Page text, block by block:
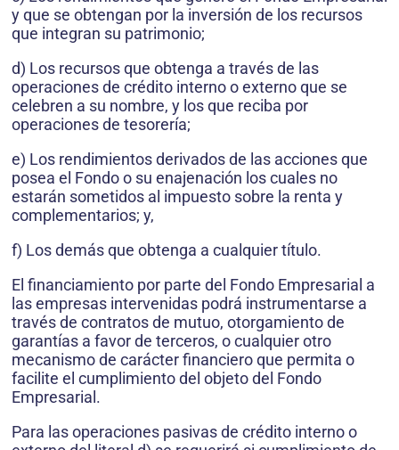
y que se obtengan por la inversión de los recursos
que integran su pa­trimonio;
d) Los recursos que obtenga a través de las
operaciones de cré­dito interno o externo que se
celebren a su nombre, y los que reciba por
operaciones de tesorería;
e) Los rendimientos derivados de las acciones que
posea el Fon­do o su enajenación los cuales no
estarán sometidos al im­puesto sobre la renta y
complementarios; y,
f) Los demás que obtenga a cualquier título.
El financiamiento por parte del Fondo Empresarial a
las empresas intervenidas podrá instrumentarse a
través de contratos de mutuo, otor­gamiento de
garantías a favor de terceros, o cualquier otro
mecanismo de carácter financiero que permita o
facilite el cumplimiento del objeto del Fondo
Empresarial.
Para las operaciones pasivas de crédito interno o